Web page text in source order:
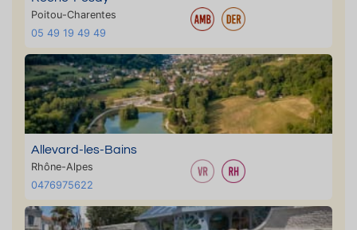
Poitou-Charentes
05 49 19 49 49
Allevard-les-Bains
Rhône-Alpes
0476975622